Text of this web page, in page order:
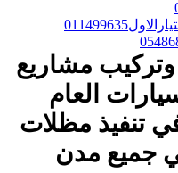
وتركيب مشاريع
العام
في تنفيذ مظلات
جميع مدن